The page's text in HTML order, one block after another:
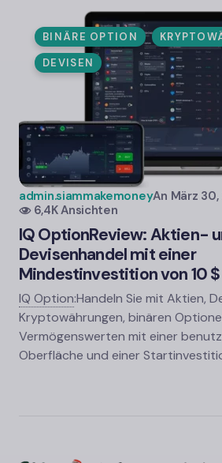
BINÄRE OPTION
DEVISEN
admin.siammakemoneyAn März
6,4K Ansichten
IQ OptionReview: Aktien-
Devisenhandel mit einer
Mindestinvestition von 10 $
IQ Option:Handeln Sie mit Aktien,
Kryptowährungen, binären
Vermögenswerten mit einer
Oberfläche und einer